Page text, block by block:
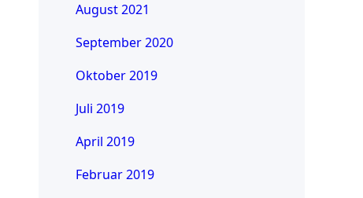
August 2021
September 2020
Oktober 2019
Juli 2019
April 2019
Februar 2019